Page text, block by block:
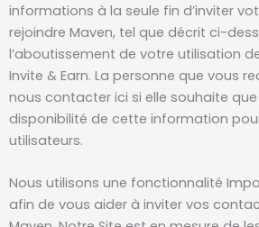
informations à la seule fin d’inviter
rejoindre Maven, tel que décrit ci-
l’aboutissement de votre utilisation
Invite & Earn. La personne que vous
nous contacter ici si elle souhaite
disponibilité de cette information
utilisateurs.
Nous utilisons une fonctionnalité
afin de vous aider à inviter vos